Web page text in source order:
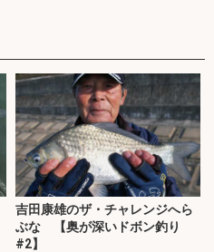
吉田康雄のザ・チャレンジへら
ぶな 【奥が深いドボン釣り
#2】